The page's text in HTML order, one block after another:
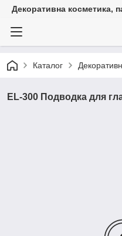
Декоративна косметика,
Каталог
EL-300 Подводка для